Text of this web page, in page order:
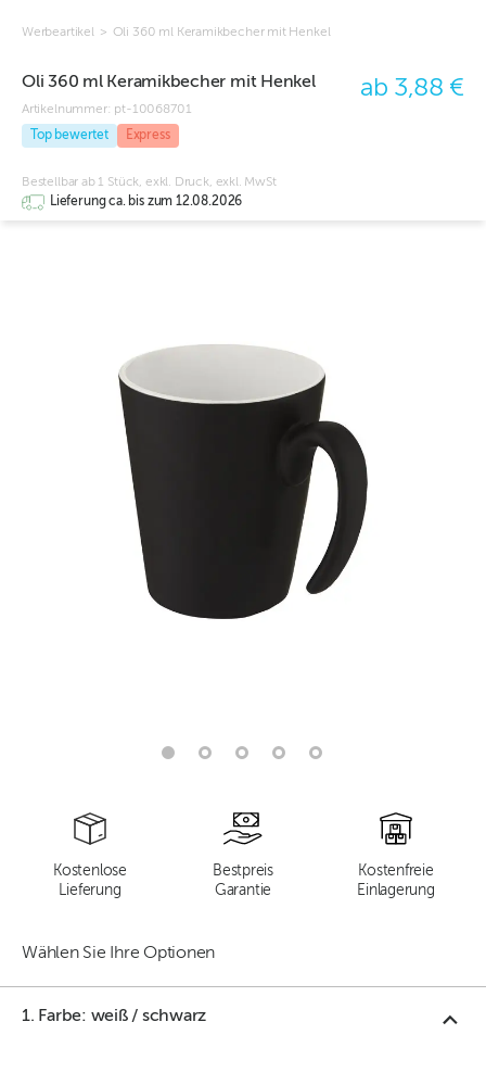
Werbeartikel > Oli 360 ml Keramikbecher mit Henkel
Oli 360 ml Keramikbecher mit Henkel
Artikelnummer: pt-10068701
Top bewertet
Express
ab 3,88 €
Bestellbar ab 1 Stück, exkl. Druck, exkl. MwSt
Lieferung ca. bis zum 12.08.2026
Kostenlose
Lieferung
Bestpreis
Garantie
Kostenfreie
Einlagerung
Wählen Sie Ihre Optionen
1. Farbe: weiß / schwarz